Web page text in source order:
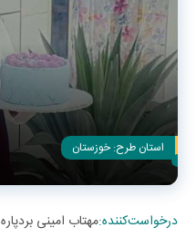
استان طرح: خوزستان
درخواست‌کننده:مهتاب امینی بردپاره